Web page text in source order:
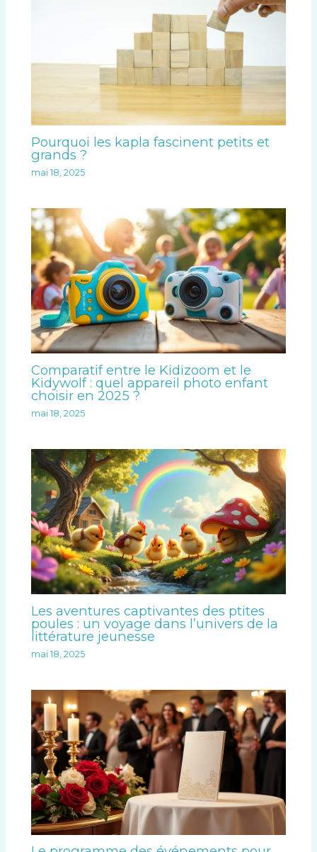
Pourquoi les kapla fascinent petits et
grands ?
mai 18, 2025
Comparatif entre le Kidizoom et le
Kidywolf : quel appareil photo enfant
choisir en 2025 ?
mai 18, 2025
Les aventures captivantes des ptites
poules : un voyage dans l’univers de la
littérature jeunesse
mai 18, 2025